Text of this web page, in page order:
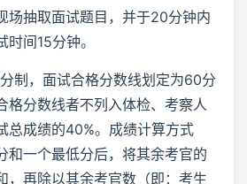
场抽取面试题目，并于20分钟内
间15分钟。
制，面试合格分数线划定为60分
格分数线者不列入体检、考察人
总成绩的40%。成绩计算方式
和一个最低分后，将其余考官的
，再除以其余考官数（即：考生